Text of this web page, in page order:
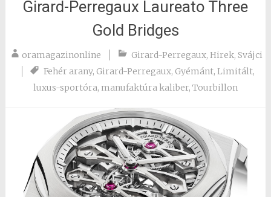
Girard-Perregaux Laureato Three
Gold Bridges
oramagazinonline Girard-Perregaux, Hirek, Svájci
Fehér arany, Girard-Perregaux, Gyémánt,Limitált,
luxus-sportóra, manufaktúra kaliber, Tourbillon